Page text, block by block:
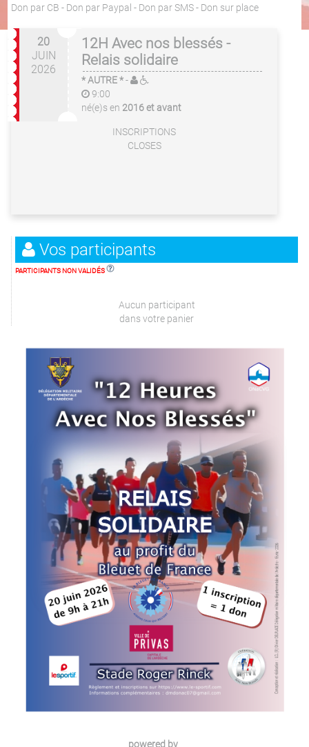
Don par CB - Don par Paypal - Don par SMS - Don sur place
20
JUIN
2026
12H Avec nos blessés -
Relais solidaire
* AUTRE *-
9:00
né(e)s en 2016 et avant
INSCRIPTIONS
CLOSES
Vos participants
PARTICIPANTS NON VALIDÉS
Aucun participant
dans votre panier
powered by